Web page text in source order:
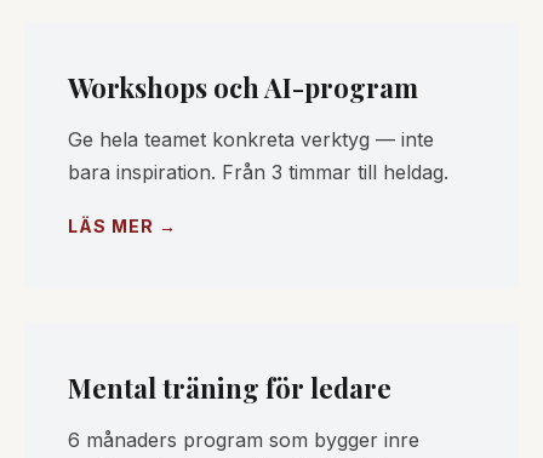
Workshops och AI-program
Ge hela teamet konkreta verktyg — inte
bara inspiration. Från 3 timmar till heldag.
LÄS MER →
Mental träning för ledare
6 månaders program som bygger inre